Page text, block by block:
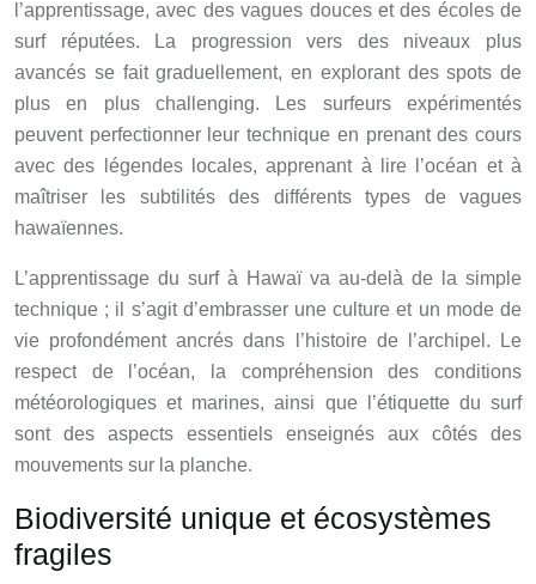
l’apprentissage, avec des vagues douces et des écoles de
surf réputées. La progression vers des niveaux plus
avancés se fait graduellement, en explorant des spots de
plus en plus challenging. Les surfeurs expérimentés
peuvent perfectionner leur technique en prenant des cours
avec des légendes locales, apprenant à lire l’océan et à
maîtriser les subtilités des différents types de vagues
hawaïennes.
L’apprentissage du surf à Hawaï va au-delà de la simple
technique ; il s’agit d’embrasser une culture et un mode de
vie profondément ancrés dans l’histoire de l’archipel. Le
respect de l’océan, la compréhension des conditions
météorologiques et marines, ainsi que l’étiquette du surf
sont des aspects essentiels enseignés aux côtés des
mouvements sur la planche.
Biodiversité unique et écosystèmes
fragiles